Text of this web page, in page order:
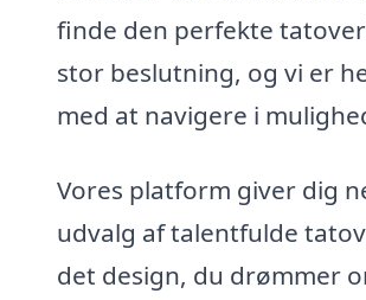
finde den perfekte
stor beslutning, og vi er
med at navigere i
Vores platform giver dig
udvalg af talentfulde
det design, du drømmer